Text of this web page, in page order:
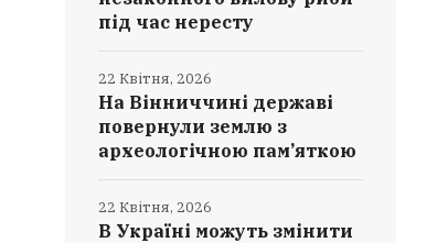
під час нересту
На Вінниччині державі
повернули землю з
археологічною пам’яткою
22 Квітня, 2026
В Україні можуть змінити
22 Квітня, 2026